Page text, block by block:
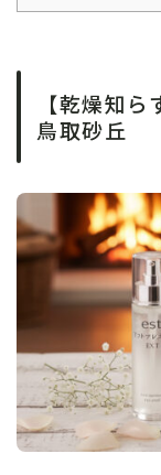
【乾燥知
鳥取砂丘